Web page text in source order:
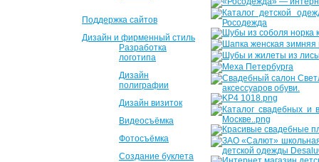
Поддержка сайтов
Дизайн и фирменный стиль
Разработка
логотипа
Дизайн
полиграфии
Дизайн визиток
Видеосъёмка
Фотосъёмка
Создание буклета